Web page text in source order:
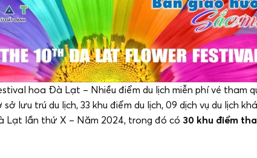
hoa Đà Lạt – Nhiều điểm du lịch miễn phí vé tham
sở lưu trú du lịch, 33 khu điểm du lịch, 09 dịch vụ du lịch
Lạt lần thứ X – Năm 2024, trong đó có 30 khu điểm